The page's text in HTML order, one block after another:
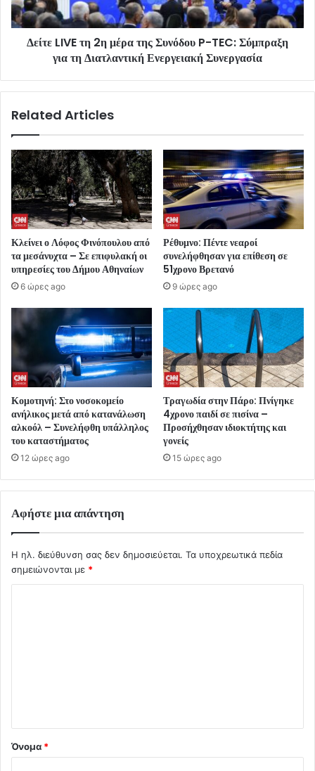
Δείτε LIVE τη 2η μέρα της Συνόδου P-TEC: Σύμπραξη
για τη Διατλαντική Ενεργειακή Συνεργασία
Related Articles
Κλείνει ο Λόφος Φινόπουλου από
τα μεσάνυχτα – Σε επιφυλακή οι
υπηρεσίες του Δήμου Αθηναίων
6 ώρες ago
Ρέθυμνο: Πέντε νεαροί
συνελήφθησαν για επίθεση σε
51χρονο Βρετανό
9 ώρες ago
Κομοτηνή: Στο νοσοκομείο
ανήλικος μετά από κατανάλωση
αλκοόλ – Συνελήφθη υπάλληλος
του καταστήματος
12 ώρες ago
Τραγωδία στην Πάρο: Πνίγηκε
4χρονο παιδί σε πισίνα –
Προσήχθησαν ιδιοκτήτης και
γονείς
15 ώρες ago
Αφήστε μια απάντηση
Η ηλ. διεύθυνση σας δεν δημοσιεύεται. Τα υποχρεωτικά πεδία
σημειώνονται με *
Όνομα *